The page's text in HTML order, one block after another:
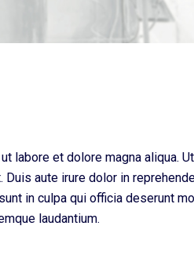
labore et dolore magna aliqua.
aute irure dolor in
in culpa qui officia deserunt
laudantium.